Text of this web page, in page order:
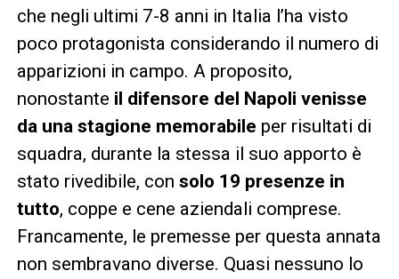
che negli ultimi 7-8 anni in Italia l’ha visto
poco protagonista considerando il numero di
apparizioni in campo. A proposito,
nonostante il difensore del Napoli venisse
da una stagione memorabile per risultati di
squadra, durante la stessa il suo apporto è
stato rivedibile, con solo 19 presenze in
tutto, coppe e cene aziendali comprese.
Francamente, le premesse per questa annata
non sembravano diverse. Quasi nessuno lo